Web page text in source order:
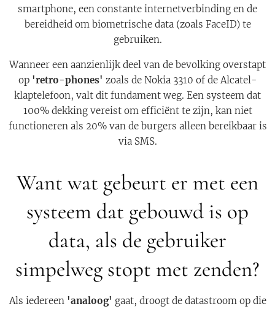
smartphone, een constante internetverbinding en de
bereidheid om biometrische data (zoals FaceID) te
gebruiken.
Wanneer een aanzienlijk deel van de bevolking overstapt
op 'retro-phones' zoals de Nokia 3310 of de Alcatel-
klaptelefoon, valt dit fundament weg. Een systeem dat
100% dekking vereist om efficiënt te zijn, kan niet
functioneren als 20% van de burgers alleen bereikbaar is
via SMS.
Want wat gebeurt er met een
systeem dat gebouwd is op
data, als de gebruiker
simpelweg stopt met zenden?
Als iedereen 'analoog' gaat, droogt de datastroom op die